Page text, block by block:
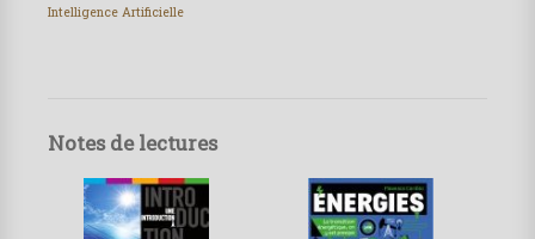
Intelligence Artificielle
Notes de lectures